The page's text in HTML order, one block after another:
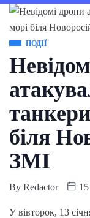
ПОДІЇ
біля
ЗМІ
By Redactor
У вівторок, 13